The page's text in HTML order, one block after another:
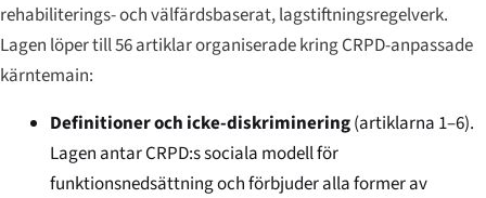
rehabiliterings- och välfärdsbaserat, lagstiftningsregelverk.
Lagen löper till 56 artiklar organiserade kring CRPD-anpassade
kärntemain:
Definitioner och icke-diskriminering(artiklarna 1–6).
Lagen antar CRPD:s sociala modell för
funktionsnedsättning och förbjuder alla former av